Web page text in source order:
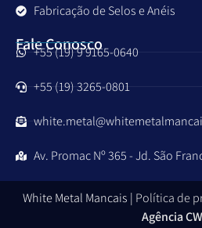
Fabricação de Selos e Anéis
Fale Conosco
+55 (19) 9 9165-0640
+55 (19) 3265-0801
Av. Promac Nº 365 - Jd. São
White Metal Mancais | Política de
Agência